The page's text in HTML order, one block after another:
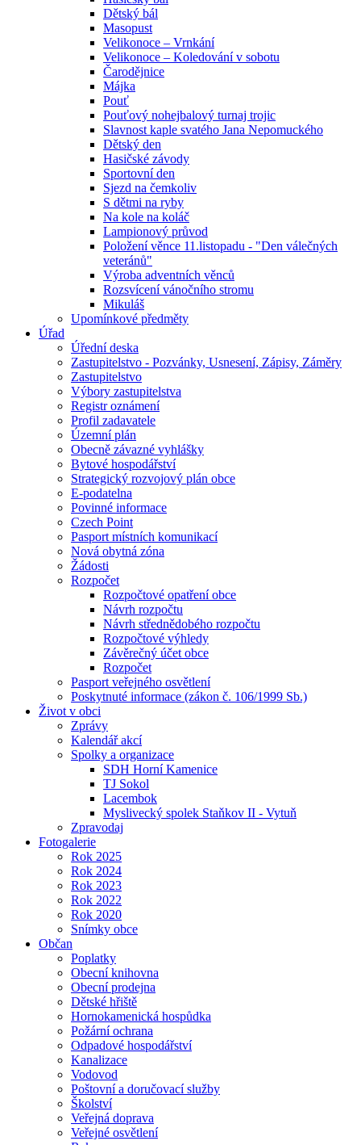
Dětský bál
Masopust
Velikonoce – Vrnkání
Velikonoce – Koledování v sobotu
Čarodějnice
Májka
Pouť
Pouťový nohejbalový turnaj trojic
Slavnost kaple svatého Jana Nepomuckého
Dětský den
Hasičské závody
Sportovní den
Sjezd na čemkoliv
S dětmi na ryby
Na kole na koláč
Lampionový průvod
Položení věnce 11.listopadu - "Den válečných
veteránů"
Výroba adventních věnců
Rozsvícení vánočního stromu
Mikuláš
Upomínkové předměty
Úřad
Úřední deska
Zastupitelstvo - Pozvánky, Usnesení, Zápisy, Záměry
Zastupitelstvo
Výbory zastupitelstva
Registr oznámení
Profil zadavatele
Územní plán
Obecně závazné vyhlášky
Bytové hospodářství
Strategický rozvojový plán obce
E-podatelna
Povinné informace
Czech Point
Pasport místních komunikací
Nová obytná zóna
Žádosti
Rozpočet
Rozpočtové opatření obce
Návrh rozpočtu
Návrh střednědobého rozpočtu
Rozpočtové výhledy
Závěrečný účet obce
Rozpočet
Pasport veřejného osvětlení
Poskytnuté informace (zákon č. 106/1999 Sb.)
Život v obci
Zprávy
Kalendář akcí
Spolky a organizace
SDH Horní Kamenice
TJ Sokol
Lacembok
Myslivecký spolek Staňkov II - Vytuň
Zpravodaj
Fotogalerie
Rok 2025
Rok 2024
Rok 2023
Rok 2022
Rok 2020
Snímky obce
Občan
Poplatky
Obecní knihovna
Obecní prodejna
Dětské hřiště
Hornokamenická hospůdka
Požární ochrana
Odpadové hospodářství
Kanalizace
Vodovod
Poštovní a doručovací služby
Školství
Veřejná doprava
Veřejné osvětlení